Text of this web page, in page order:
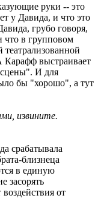
руки -- это
у Давида, и что это
грубо говоря,
что в групповом
Карафф выстраивает
И для
бы "хорошо", а тут
извините.
срабатывала
близнеца
в единую
засорять
от